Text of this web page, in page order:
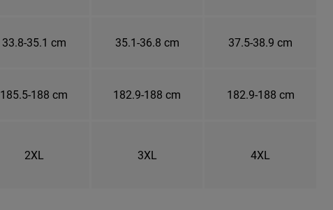
33.8-35.1 cm 35.1-36.8 cm 37.5-38.9 cm
185.5-188 cm 182.9-188 cm 182.9-188 cm
2XL 3XL 4XL